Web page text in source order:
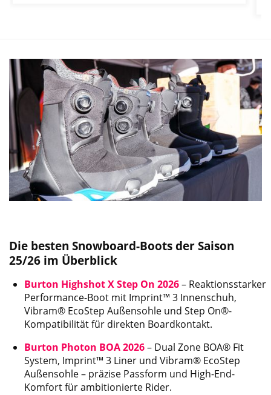
Die besten Snowboard-Boots der Saison
25/26 im Überblick
Burton Highshot X Step On 2026– Reaktionsstarker
Performance-Boot mit Imprint™ 3 Innenschuh,
Vibram® EcoStep Außensohle und Step On®-
Kompatibilität für direkten Boardkontakt.
Burton Photon BOA 2026– Dual Zone BOA® Fit
System, Imprint™ 3 Liner und Vibram® EcoStep
Außensohle – präzise Passform und High-End-
Komfort für ambitionierte Rider.